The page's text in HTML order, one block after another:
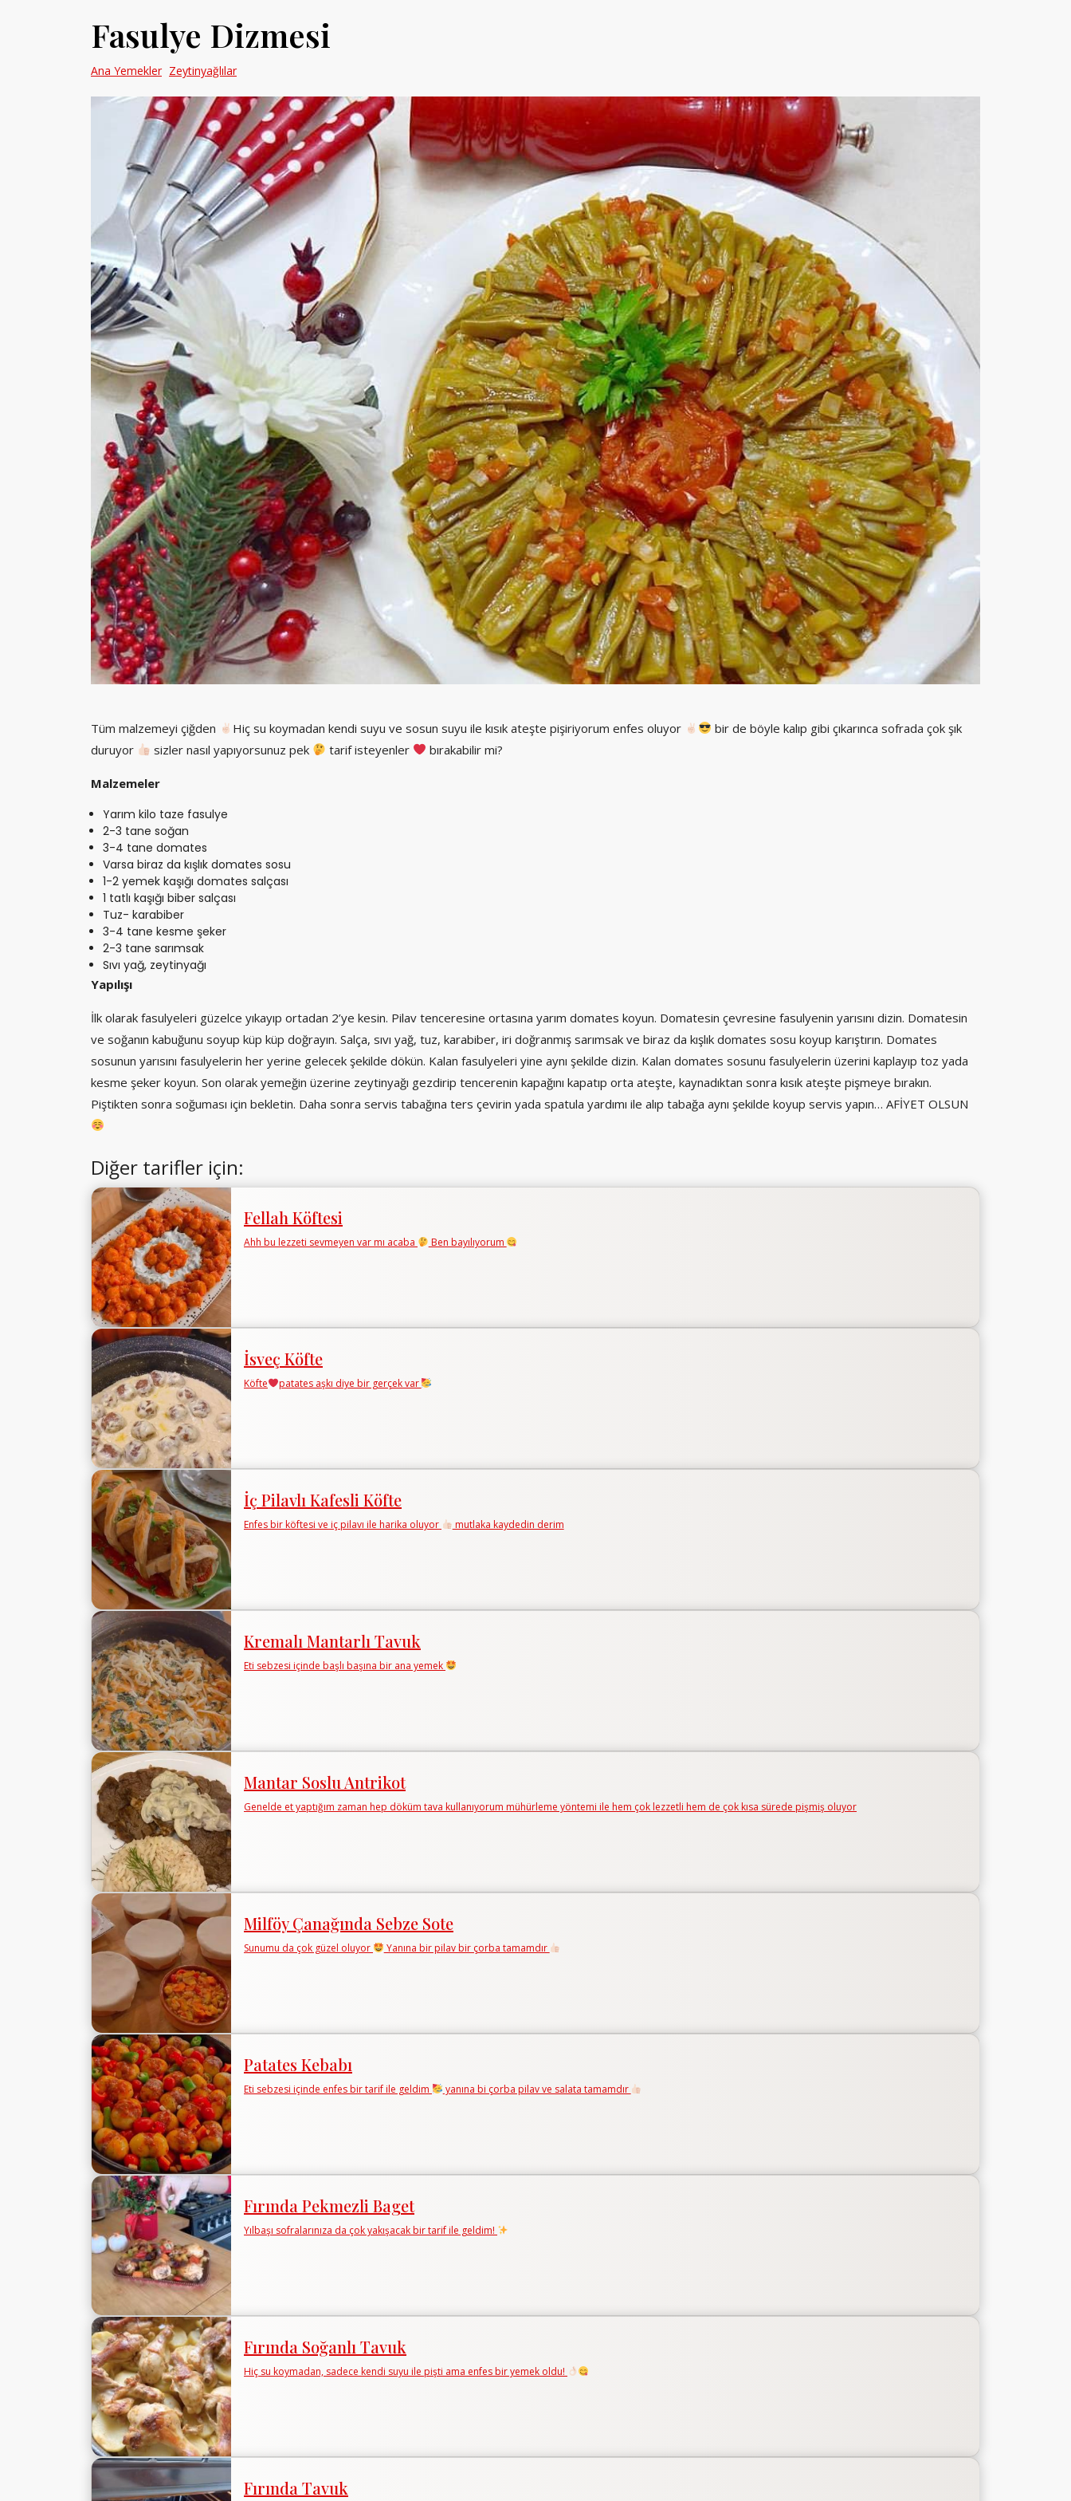
Fasulye Dizmesi
Ana Yemekler Zeytinyağlılar
Tüm malzemeyi çiğden Hiç su koymadan kendi suyu ve sosun suyu ile kısık ateşte pişiriyorum enfes oluyor
bir de böyle kalıp gibi çıkarınca sofrada çok şık
duruyor
sizler nasıl yapıyorsunuz pek tarif isteyenler bırakabilir mi?
Malzemeler
Yarım kilo taze fasulye
2-3 tane soğan
3-4 tane domates
Varsa biraz da kışlık domates sosu
1-2 yemek kaşığı domates salçası
1 tatlı kaşığı biber salçası
Tuz- karabiber
3-4 tane kesme şeker
2-3 tane sarımsak
Sıvı yağ, zeytinyağı
Yapılışı
İlk olarak fasulyeleri güzelce yıkayıp ortadan 2’ye kesin. Pilav tenceresine ortasına yarım domates koyun. Domatesin çevresine fasulyenin yarısını dizin. Domatesin
ve soğanın kabuğunu soyup küp küp doğrayın. Salça, sıvı yağ, tuz, karabiber, iri doğranmış sarımsak ve biraz da kışlık domates sosu koyup karıştırın. Domates
sosunun yarısını fasulyelerin her yerine gelecek şekilde dökün. Kalan fasulyeleri yine aynı şekilde dizin. Kalan domates sosunu fasulyelerin üzerini kaplayıp toz yada
kesme şeker koyun. Son olarak yemeğin üzerine zeytinyağı gezdirip tencerenin kapağını kapatıp orta ateşte, kaynadıktan sonra kısık ateşte pişmeye bırakın.
Piştikten sonra soğuması için bekletin. Daha sonra servis tabağına ters çevirin yada spatula yardımı ile alıp tabağa aynı şekilde koyup servis yapın… AFİYET OLSUN
Diğer tarifler için:
Fellah Köftesi
Ahh bu lezzeti sevmeyen var mı acaba Ben bayılıyorum
İsveç Köfte
Köfte patates aşkı diye bir gerçek var
İç Pilavlı Kafesli Köfte
Enfes bir köftesi ve iç pilavı ile harika oluyor mutlaka kaydedin derim
Kremalı Mantarlı Tavuk
Eti sebzesi içinde başlı başına bir ana yemek
Mantar Soslu Antrikot
Genelde et yaptığım zaman hep döküm tava kullanıyorum mühürleme yöntemi ile hem çok lezzetli hem de çok kısa sürede pişmiş oluyor
Milföy Çanağında Sebze Sote
Sunumu da çok güzel oluyor Yanına bir pilav bir çorba tamamdır
Patates Kebabı
Eti sebzesi içinde enfes bir tarif ile geldim yanına bi çorba pilav ve salata tamamdır
Fırında Pekmezli Baget
Yılbaşı sofralarınıza da çok yakışacak bir tarif ile geldim!
Fırında Soğanlı Tavuk
Hiç su koymadan, sadece kendi suyu ile pişti ama enfes bir yemek oldu!
Fırında Tavuk